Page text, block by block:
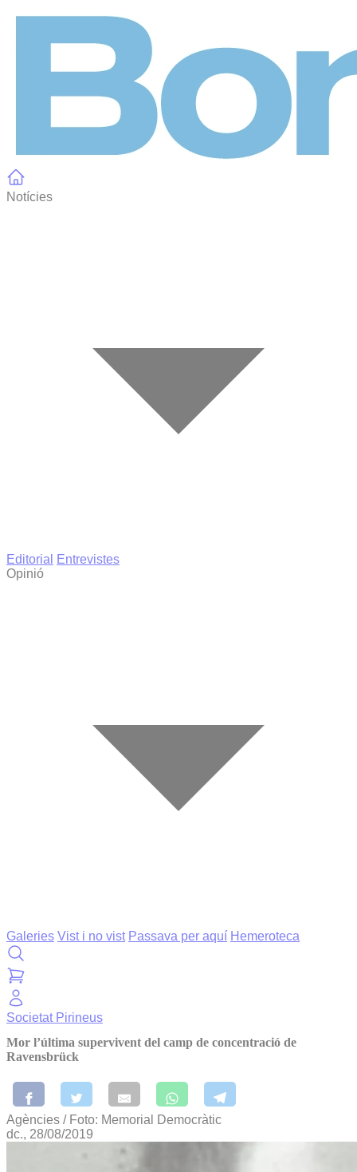
Notícies
Editorial
Entrevistes
Opinió
Galeries Vist i no vist Passava per aquí Hemeroteca
Societat Pirineus
Mor l’última supervivent del camp de concentració de
Ravensbrück
Agències / Foto: Memorial Democràtic
dc., 28/08/2019